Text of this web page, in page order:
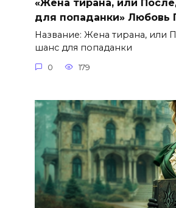
«Жена тирана, или
для попаданки» Любовь
Название: Жена тирана, или
шанс для попаданки
0 179